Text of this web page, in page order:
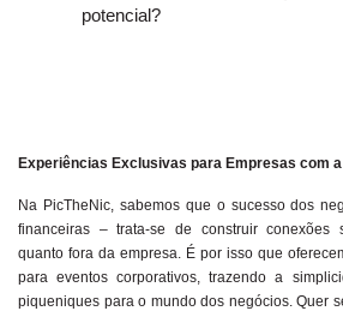
potencial?
Experiências Exclusivas para Empresas com
Na PicTheNic, sabemos que o sucesso dos
financeiras – trata-se de construir conexões
quanto fora da empresa. É por isso que
para eventos corporativos, trazendo a
piqueniques para o mundo dos negócios. Quer